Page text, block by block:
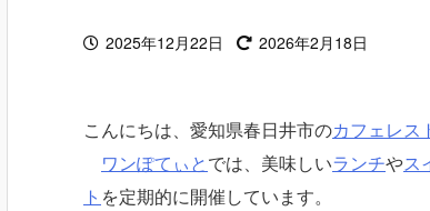
2025年12月22日 2026年2月18日
こんにちは、愛知県春日井市のカフェレス
ワンぽてぃとでは、美味しいランチやス
ト を定期的に開催しています。